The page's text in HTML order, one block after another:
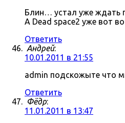
Блин… устал уже ждать
А Dead space2 уже вот
Ответить
Андрей:
10.01.2011 в 21:55
admin подскожыте что
Ответить
Фёдр:
11.01.2011 в 13:47